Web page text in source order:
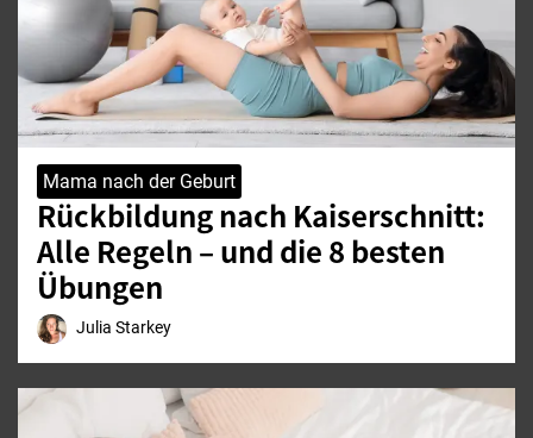
Mama nach der Geburt
Rückbildung nach Kaiserschnitt:
Alle Regeln – und die 8 besten
Übungen
Julia Starkey